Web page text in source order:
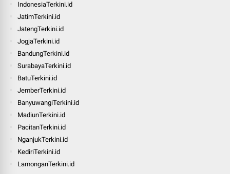
IndonesiaTerkini.id
JatimTerkini.id
JatengTerkini.id
JogjaTerkini.id
BandungTerkini.id
SurabayaTerkini.id
BatuTerkini.id
JemberTerkini.id
BanyuwangiTerkini.id
MadiunTerkini.id
PacitanTerkini.id
NganjukTerkini.id
KediriTerkini.id
LamonganTerkini.id